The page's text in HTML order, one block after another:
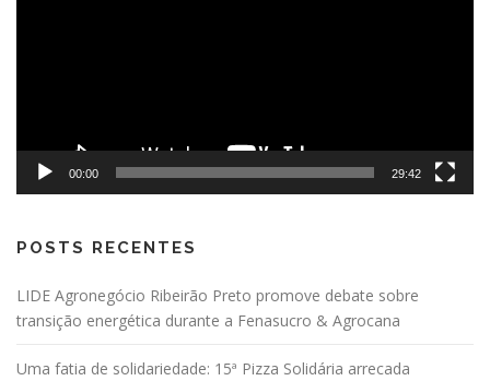
00:00 29:42
POSTS RECENTES
LIDE Agronegócio Ribeirão Preto promove debate sobre
transição energética durante a Fenasucro & Agrocana
Uma fatia de solidariedade: 15ª Pizza Solidária arrecada